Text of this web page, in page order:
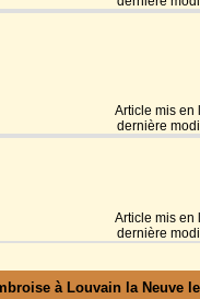
Article mis en
dernière
Article mis en
dernière
à Louvain la Neuve